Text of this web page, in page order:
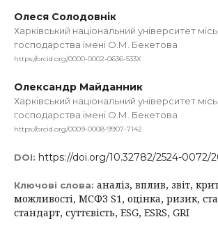
Олеся Солодовнік
Харківський національний університет
господарства імені О.М. Бекетова
https://orcid.org/0000-0002-0636-533X
Олександр Майданник
Харківський національний університет
господарства імені О.М. Бекетова
https://orcid.org/0009-0008-9907-7142
DOI: https://doi.org/10.32782/2524-0072/
Ключові слова: аналіз, вплив, звіт,
можливості, МСФЗ S1, оцінка, ризик,
стандарт, суттєвість, ESG, ESRS, GRI